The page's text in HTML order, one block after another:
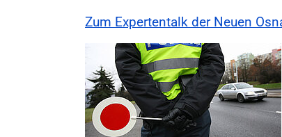
Zum Expertentalk der Neuen